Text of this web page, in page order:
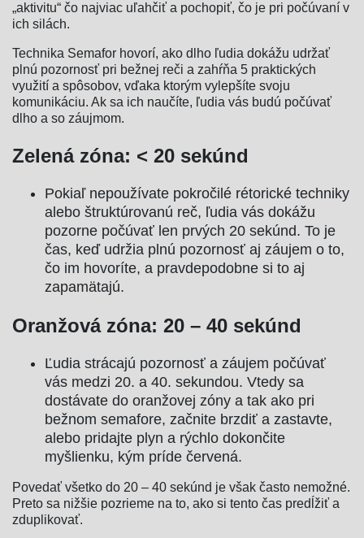
„aktivitu“ čo najviac uľahčiť a pochopiť, čo je pri počúvaní v
ich silách.
Technika Semafor hovorí, ako dlho ľudia dokážu udržať
plnú pozornosť pri bežnej reči a zahŕňa 5 praktických
využití a spôsobov, vďaka ktorým vylepšíte svoju
komunikáciu. Ak sa ich naučíte, ľudia vás budú počúvať
dlho a so záujmom.
Zelená zóna: < 20 sekúnd
Pokiaľ nepoužívate pokročilé rétorické techniky
alebo štruktúrovanú reč, ľudia vás dokážu
pozorne počúvať len prvých 20 sekúnd. To je
čas, keď udržia plnú pozornosť aj záujem o to,
čo im hovoríte, a pravdepodobne si to aj
zapamätajú.
Oranžová zóna: 20 – 40 sekúnd
Ľudia strácajú pozornosť a záujem počúvať
vás medzi 20. a 40. sekundou. Vtedy sa
dostávate do oranžovej zóny a tak ako pri
bežnom semafore, začnite brzdiť a zastavte,
alebo pridajte plyn a rýchlo dokončite
myšlienku, kým príde červená.
Povedať všetko do 20 – 40 sekúnd je však často nemožné.
Preto sa nižšie pozrieme na to, ako si tento čas predĺžiť a
zduplikovať.